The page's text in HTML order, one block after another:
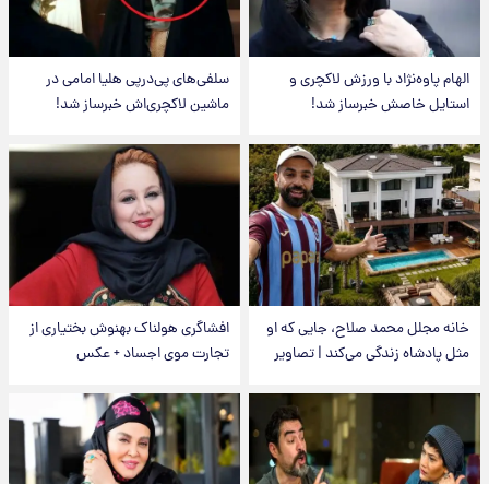
الهام پاوه‌نژاد با ورزش لاکچری و
استایل خاصش خبرساز شد!
سلفی‌های پی‌درپی هلیا امامی در
ماشین لاکچری‌اش خبرساز شد!
خانه مجلل محمد صلاح، جایی که او
مثل پادشاه زندگی می‌کند | تصاویر
افشاگری هولناک بهنوش بختیاری از
تجارت موی اجساد + عکس